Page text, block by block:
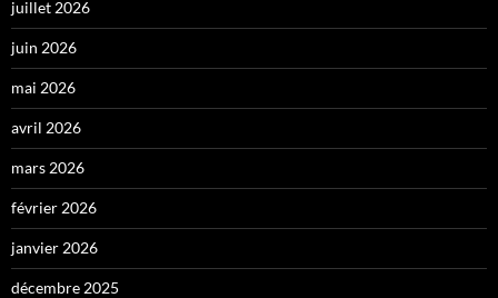
juillet 2026
juin 2026
mai 2026
avril 2026
mars 2026
février 2026
janvier 2026
décembre 2025